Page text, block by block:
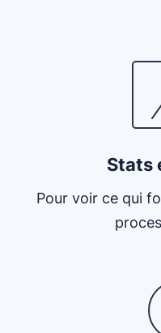
Stats
Pour voir ce qui